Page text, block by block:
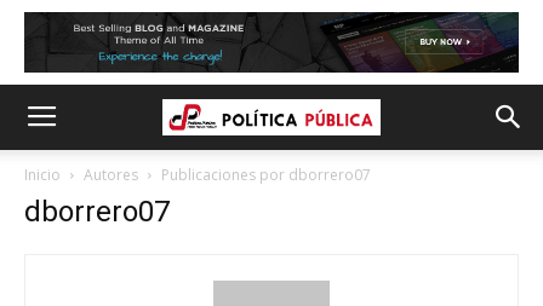
Inicio Autores Publicaciones por dborrero07
dborrero07